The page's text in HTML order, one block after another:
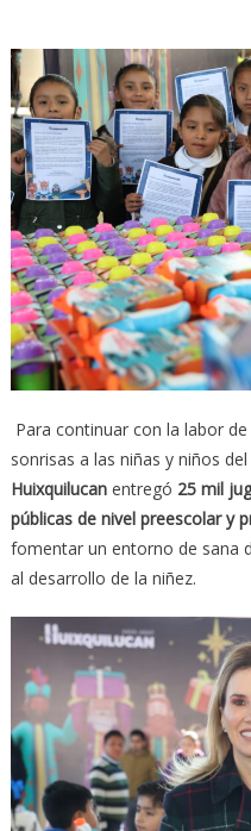
Para continuar con la labor de
sonrisas a las niñas y niños
Huixquilucanentregó 25 mil
públicas de nivel preescolar y
fomentar un entorno de sana
al desarrollo de la niñez.